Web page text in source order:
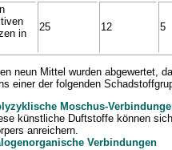
in
25 12 5
neun Mittel wurden abgewertet,
einer der folgenden
Moschus-
künstliche Duftstoffe können
anreichern.
Verbindungen